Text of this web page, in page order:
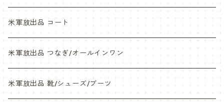
米軍放出品 コート
米軍放出品 つなぎ/オールインワン
米軍放出品 靴/シューズ/ブーツ